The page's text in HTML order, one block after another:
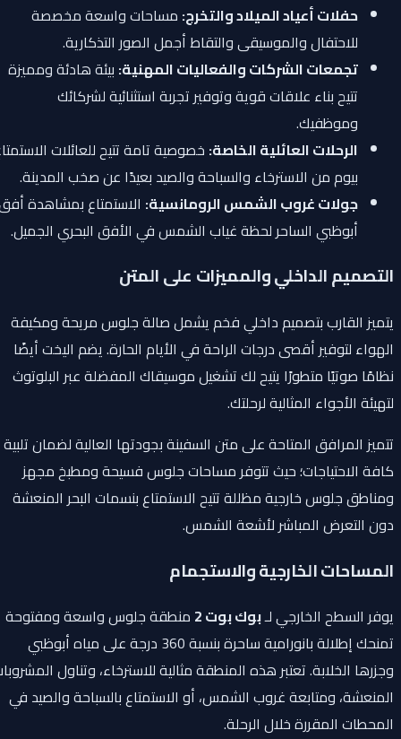
حفلات أعياد الميلاد والتخرج:مساحات واسعة مخصصة
للاحتفال والموسيقى والتقاط أجمل الصور التذكارية.
تجمعات الشركات والفعاليات المهنية:بيئة هادئة ومميزة
تتيح بناء علاقات قوية وتوفير تجربة استثنائية لشركائك
وموظفيك.
الرحلات العائلية الخاصة:خصوصية تامة تتيح للعائلات الاستمتاع
بيوم من الاسترخاء والسباحة والصيد بعيدًا عن صخب المدينة.
جولات غروب الشمس الرومانسية:الاستمتاع بمشاهدة أفق
أبوظبي الساحر لحظة غياب الشمس في الأفق البحري الجميل.
التصميم الداخلي والمميزات على المتن
يتميز القارب بتصميم داخلي فخم يشمل صالة جلوس مريحة ومكيفة
الهواء لتوفير أقصى درجات الراحة في الأيام الحارة. يضم اليخت أيضًا
نظامًا صوتيًا متطورًا يتيح لك تشغيل موسيقاك المفضلة عبر البلوتوث
لتهيئة الأجواء المثالية لرحلتك.
تتميز المرافق المتاحة على متن السفينة بجودتها العالية لضمان تلبية
كافة الاحتياجات؛ حيث تتوفر مساحات جلوس فسيحة ومطبخ مجهز
ومناطق جلوس خارجية مظللة تتيح الاستمتاع بنسمات البحر المنعشة
دون التعرض المباشر لأشعة الشمس.
المساحات الخارجية والاستجمام
يوفر السطح الخارجي لـبوك بوت 2 منطقة جلوس واسعة ومفتوحة
تمنحك إطلالة بانورامية ساحرة بنسبة 360 درجة على مياه أبوظبي
وجزرها الخلابة. تعتبر هذه المنطقة مثالية للاسترخاء، وتناول المشروبات
المنعشة، ومتابعة غروب الشمس، أو الاستمتاع بالسباحة والصيد في
المحطات المقررة خلال الرحلة.